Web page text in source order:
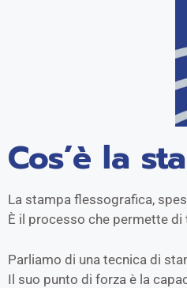
Cos’è la
La stampa flessografica,
È il processo che permette
Parliamo di una tecnica di
Il suo punto di forza è la